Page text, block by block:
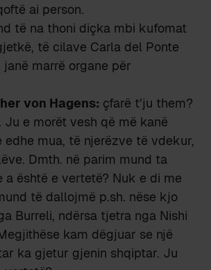
ai person.
të na thoni diçka mbi kufomat
të cilave Carla del Ponte
marrë organe për
von Hagens: çfarë t’ju them?
Ju e morët vesh që më kanë
edhe mua, të njerëzve të vdekur,
Dmth. në parim mund ta
a është e vertetë? Nuk e di me
të dallojmë p.sh. nëse kjo
Burreli, ndërsa tjetra nga Nishi
kam dëgjuar se një
ka gjetur gjenin shqiptar. Ju